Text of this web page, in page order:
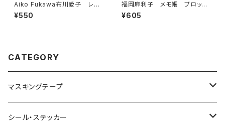
Aiko Fukawa布川愛子 レタ
ーセット Bloom & Cuddleピ
ンク 便箋セット
¥550
福岡麻利子 メモ帳 ブロック
メモ Sweet life ホールケ
ーキ
¥605
CATEGORY
マスキングテープ
ヨハク
シール・ステッカー